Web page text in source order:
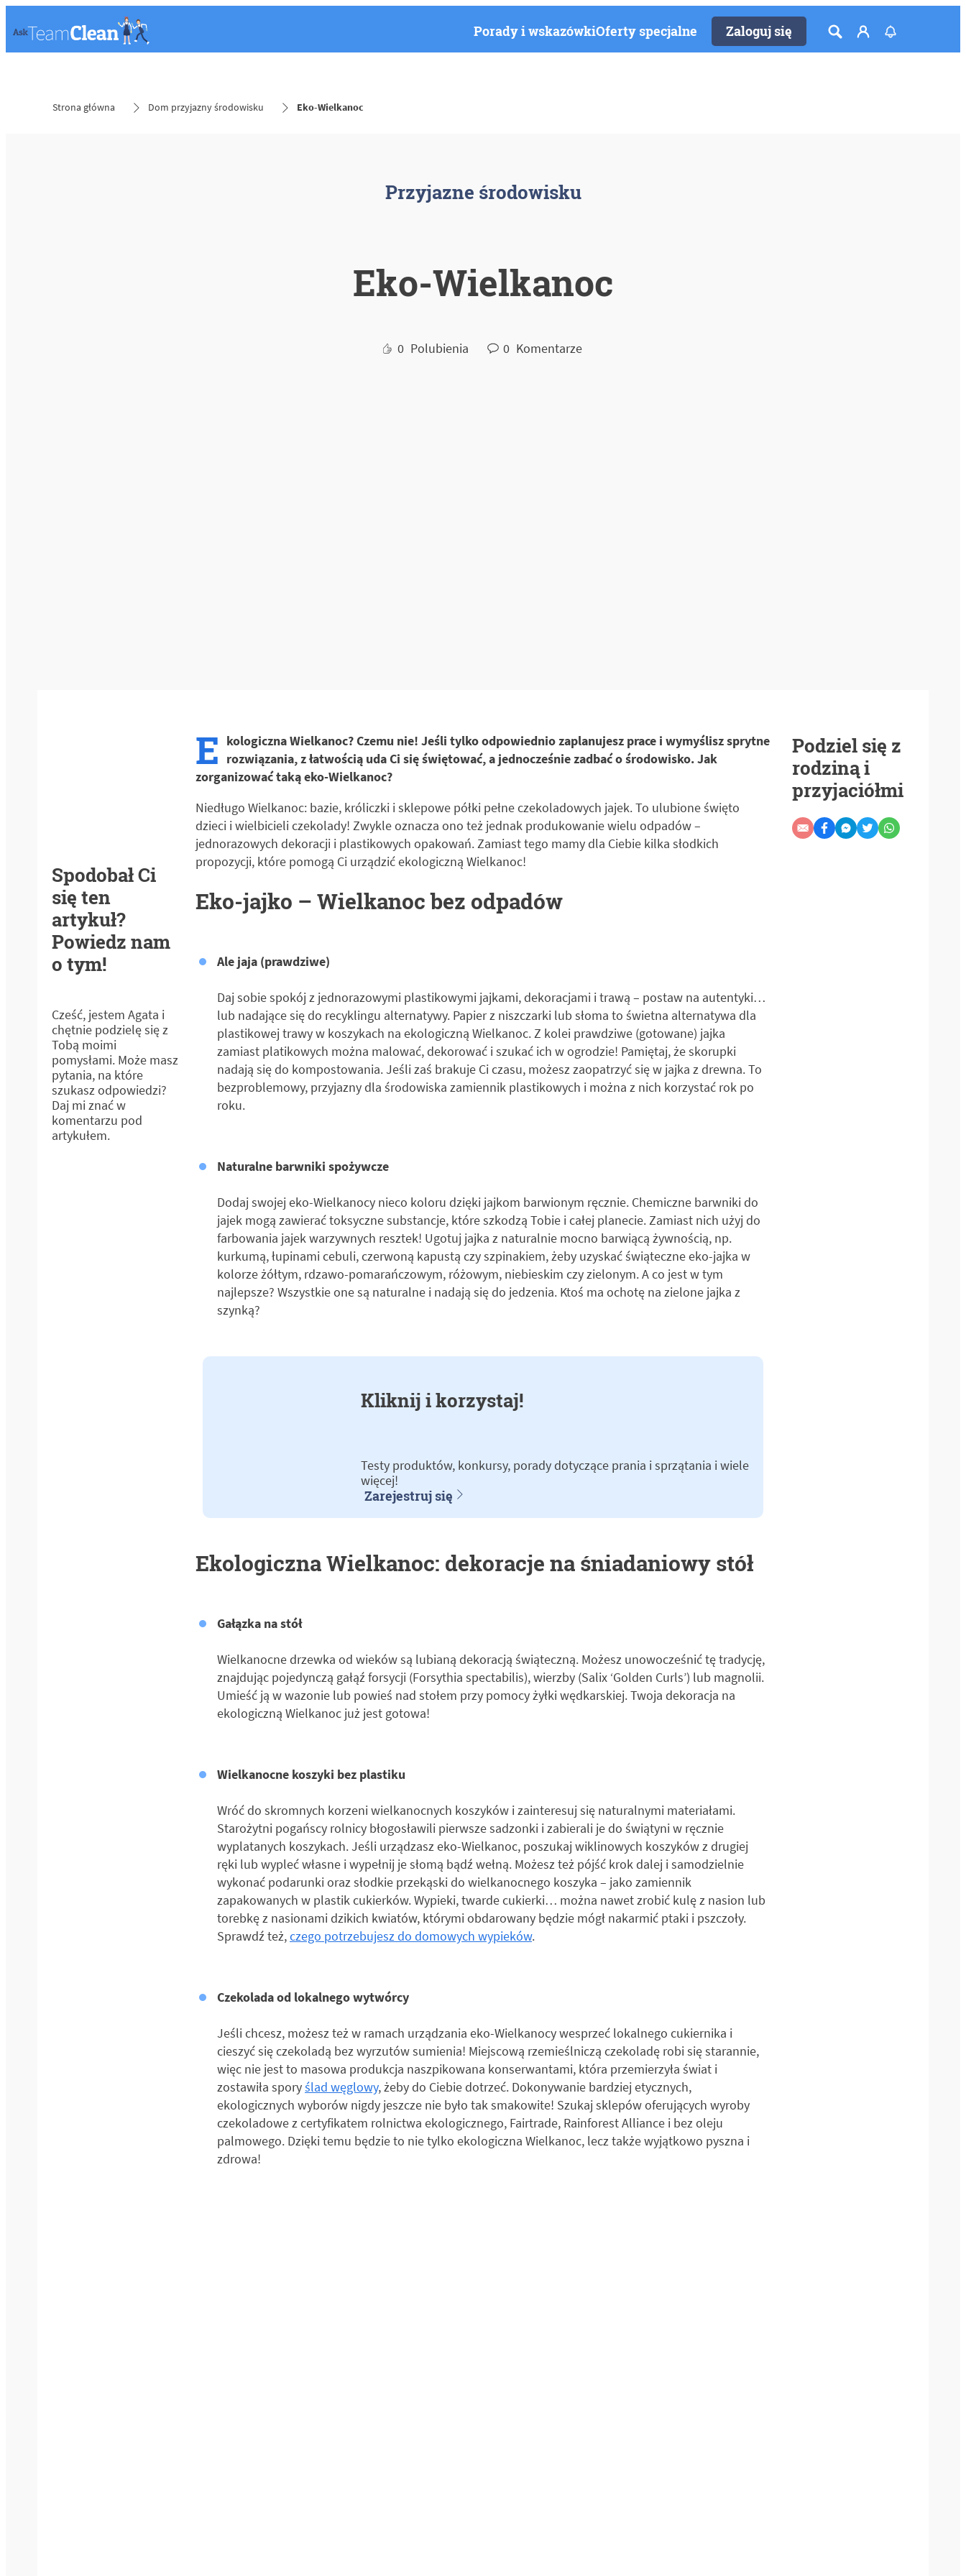
Porady i wskazówkiOferty specjalne Zaloguj się
Strona główna Dom przyjazny środowisku Eko-Wielkanoc
Przyjazne środowisku
Eko-Wielkanoc
0 Polubienia 0 Komentarze
Spodobał Ci
się ten
artykuł?
Powiedz nam
o tym!
Cześć, jestem Agata i
chętnie podzielę się z
Tobą moimi
pomysłami. Może masz
pytania, na które
szukasz odpowiedzi?
Daj mi znać w
komentarzu pod
artykułem.
E kologiczna Wielkanoc? Czemu nie! Jeśli tylko odpowiednio zaplanujesz prace i wymyślisz sprytne
rozwiązania, z łatwością uda Ci się świętować, a jednocześnie zadbać o środowisko. Jak
zorganizować taką eko-Wielkanoc?
Niedługo Wielkanoc: bazie, króliczki i sklepowe półki pełne czekoladowych jajek. To ulubione święto
dzieci i wielbicieli czekolady! Zwykle oznacza ono też jednak produkowanie wielu odpadów –
jednorazowych dekoracji i plastikowych opakowań. Zamiast tego mamy dla Ciebie kilka słodkich
propozycji, które pomogą Ci urządzić ekologiczną Wielkanoc!
Eko-jajko – Wielkanoc bez odpadów
Ale jaja (prawdziwe)
Daj sobie spokój z jednorazowymi plastikowymi jajkami, dekoracjami i trawą – postaw na autentyki…
lub nadające się do recyklingu alternatywy. Papier z niszczarki lub słoma to świetna alternatywa dla
plastikowej trawy w koszykach na ekologiczną Wielkanoc. Z kolei prawdziwe (gotowane) jajka
zamiast platikowych można malować, dekorować i szukać ich w ogrodzie! Pamiętaj, że skorupki
nadają się do kompostowania. Jeśli zaś brakuje Ci czasu, możesz zaopatrzyć się w jajka z drewna. To
bezproblemowy, przyjazny dla środowiska zamiennik plastikowych i można z nich korzystać rok po
roku.
Naturalne barwniki spożywcze
Dodaj swojej eko-Wielkanocy nieco koloru dzięki jajkom barwionym ręcznie. Chemiczne barwniki do
jajek mogą zawierać toksyczne substancje, które szkodzą Tobie i całej planecie. Zamiast nich użyj do
farbowania jajek warzywnych resztek! Ugotuj jajka z naturalnie mocno barwiącą żywnością, np.
kurkumą, łupinami cebuli, czerwoną kapustą czy szpinakiem, żeby uzyskać świąteczne eko-jajka w
kolorze żółtym, rdzawo-pomarańczowym, różowym, niebieskim czy zielonym. A co jest w tym
najlepsze? Wszystkie one są naturalne i nadają się do jedzenia. Ktoś ma ochotę na zielone jajka z
szynką?
Kliknij i korzystaj!
Testy produktów, konkursy, porady dotyczące prania i sprzątania i wiele
więcej!
Zarejestruj się
Ekologiczna Wielkanoc: dekoracje na śniadaniowy stół
Gałązka na stół
Wielkanocne drzewka od wieków są lubianą dekoracją świąteczną. Możesz unowocześnić tę tradycję,
znajdując pojedynczą gałąź forsycji (Forsythia spectabilis), wierzby (Salix ‘Golden Curls’) lub magnolii.
Umieść ją w wazonie lub powieś nad stołem przy pomocy żyłki wędkarskiej. Twoja dekoracja na
ekologiczną Wielkanoc już jest gotowa!
Wielkanocne koszyki bez plastiku
Wróć do skromnych korzeni wielkanocnych koszyków i zainteresuj się naturalnymi materiałami.
Starożytni pogańscy rolnicy błogosławili pierwsze sadzonki i zabierali je do świątyni w ręcznie
wyplatanych koszykach. Jeśli urządzasz eko-Wielkanoc, poszukaj wiklinowych koszyków z drugiej
ręki lub wypleć własne i wypełnij je słomą bądź wełną. Możesz też pójść krok dalej i samodzielnie
wykonać podarunki oraz słodkie przekąski do wielkanocnego koszyka – jako zamiennik
zapakowanych w plastik cukierków. Wypieki, twarde cukierki… można nawet zrobić kulę z nasion lub
torebkę z nasionami dzikich kwiatów, którymi obdarowany będzie mógł nakarmić ptaki i pszczoły.
Sprawdź też,czego potrzebujesz do domowych wypieków.
Czekolada od lokalnego wytwórcy
Jeśli chcesz, możesz też w ramach urządzania eko-Wielkanocy wesprzeć lokalnego cukiernika i
cieszyć się czekoladą bez wyrzutów sumienia! Miejscową rzemieślniczą czekoladę robi się starannie,
więc nie jest to masowa produkcja naszpikowana konserwantami, która przemierzyła świat i
zostawiła sporyślad węglowy, żeby do Ciebie dotrzeć. Dokonywanie bardziej etycznych,
ekologicznych wyborów nigdy jeszcze nie było tak smakowite! Szukaj sklepów oferujących wyroby
czekoladowe z certyfikatem rolnictwa ekologicznego, Fairtrade, Rainforest Alliance i bez oleju
palmowego. Dzięki temu będzie to nie tylko ekologiczna Wielkanoc, lecz także wyjątkowo pyszna i
zdrowa!
Podziel się z
rodziną i
przyjaciółmi